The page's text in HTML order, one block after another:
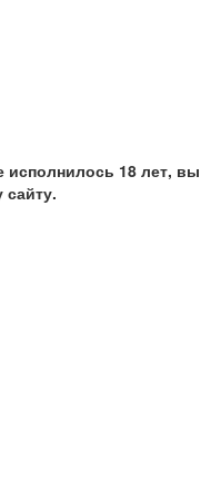
исполнилось 18 лет, вы
сайту.